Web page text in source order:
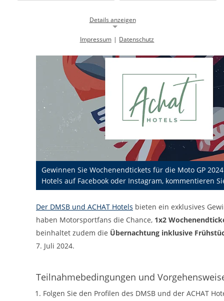
Gewinnen Sie Wochenendtickets für die Moto GP
Hotels auf Facebook oder Instagram, kommentieren
Der DMSB und ACHAT Hotels bieten ein exklusives
haben Motorsportfans die Chance, 1x2
beinhaltet zudem die Übernachtung inklusive
7. Juli 2024.
Teilnahmebedingungen und
Folgen Sie den Profilen des DMSB und der ACHAT
Details anzeigen
Notwendige Cookies ermöglichen die Kernfunktionalität einer
Website. Sie helfen dabei, die Website nutzbar zu machen, indem sie
grundlegende Funktionen ermöglichen. Ohne diese Cookies kann die
Website nicht richtig funktionieren.
Background Image
gw-cookie-bgimage
Dieser Cookie speichert Informationen zu
verwendeten Hintergrundbildern der
Website.
Cookie Consent
Name:
Dieser Cookie speichert die gewählten
Cookie-Einstellungen.
Impressum | Datenschutz